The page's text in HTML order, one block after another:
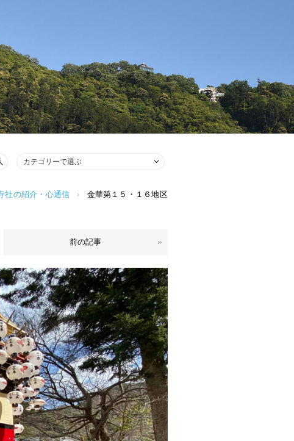
社の紹介・心通信 ›
金華第１５・１６地区
前の記事 »